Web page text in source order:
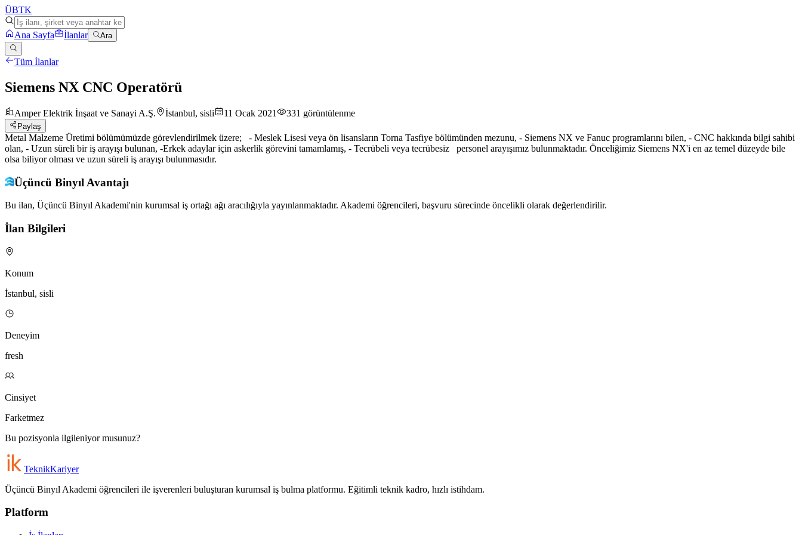
ÜBTK
Ana Sayfa İlanlar Ara
Tüm İlanlar
Siemens NX CNC Operatörü
Amper Elektrik İnşaat ve Sanayi A.Ş. İstanbul, sisli 11 Ocak 2021 331 görüntülenme
Paylaş
Metal Malzeme Üretimi bölümümüzde görevlendirilmek üzere; - Meslek Lisesi veya ön lisansların Torna Tasfiye bölümünden mezunu, - Siemens NX ve Fanuc programlarını bilen, - CNC hakkında bilgi sahibi
olan, - Uzun süreli bir iş arayışı bulunan, -Erkek adaylar için askerlik görevini tamamlamış, - Tecrübeli veya tecrübesiz personel arayışımız bulunmaktadır. Önceliğimiz Siemens NX'i en az temel düzeyde bile
olsa biliyor olması ve uzun süreli iş arayışı bulunmasıdır.
Üçüncü Binyıl Avantajı
Bu ilan, Üçüncü Binyıl Akademi'nin kurumsal iş ortağı ağı aracılığıyla yayınlanmaktadır. Akademi öğrencileri, başvuru sürecinde öncelikli olarak değerlendirilir.
İlan Bilgileri
Konum
İstanbul, sisli
Deneyim
fresh
Cinsiyet
Farketmez
Bu pozisyonla ilgileniyor musunuz?
TeknikKariyer
Üçüncü Binyıl Akademi öğrencileri ile işverenleri buluşturan kurumsal iş bulma platformu. Eğitimli teknik kadro, hızlı istihdam.
Platform